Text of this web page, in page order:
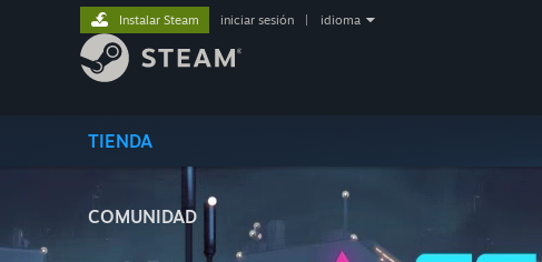
TIENDA
COMUNIDAD
Instalar Steam iniciar sesión idioma